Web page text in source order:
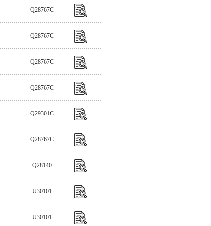
Q28767C
Q28767C
Q28767C
Q28767C
Q29301C
Q28767C
Q28140
U30101
U30101